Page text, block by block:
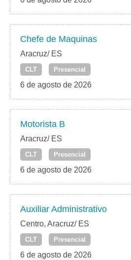
Chefe de Maquinas
Aracruz/ ES
CLT Presencial
6 de agosto de 2026
Motorista B
Aracruz/ ES
CLT Presencial
6 de agosto de 2026
Auxiliar Administrativo
Centro, Aracruz/ ES
CLT Presencial
6 de agosto de 2026